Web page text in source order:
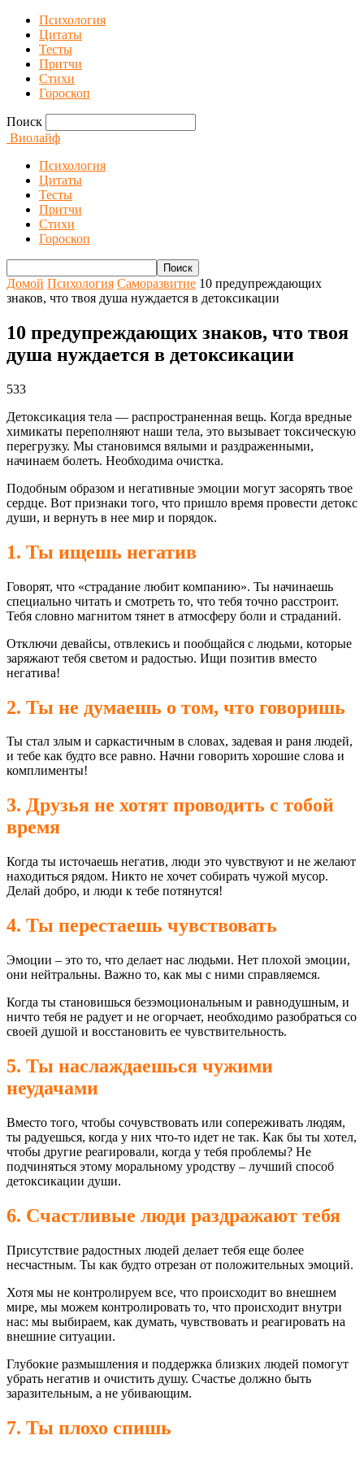
Психология
Цитаты
Тесты
Притчи
Стихи
Гороскоп
Поиск
Виолайф
Психология
Цитаты
Тесты
Притчи
Стихи
Гороскоп
Домой Психология Саморазвитие 10 предупреждающих
знаков, что твоя душа нуждается в детоксикации
10 предупреждающих знаков, что твоя
душа нуждается в детоксикации
533
Детоксикация тела — распространенная вещь. Когда вредные
химикаты переполняют наши тела, это вызывает токсическую
перегрузку. Мы становимся вялыми и раздраженными,
начинаем болеть. Необходима очистка.
Подобным образом и негативные эмоции могут засорять твое
сердце. Вот признаки того, что пришло время провести детокс
души, и вернуть в нее мир и порядок.
1. Ты ищешь негатив
Говорят, что «страдание любит компанию». Ты начинаешь
специально читать и смотреть то, что тебя точно расстроит.
Тебя словно магнитом тянет в атмосферу боли и страданий.
Отключи девайсы, отвлекись и пообщайся с людьми, которые
заряжают тебя светом и радостью. Ищи позитив вместо
негатива!
2. Ты не думаешь о том, что говоришь
Ты стал злым и саркастичным в словах, задевая и раня людей,
и тебе как будто все равно. Начни говорить хорошие слова и
комплименты!
3. Друзья не хотят проводить с тобой
время
Когда ты источаешь негатив, люди это чувствуют и не желают
находиться рядом. Никто не хочет собирать чужой мусор.
Делай добро, и люди к тебе потянутся!
4. Ты перестаешь чувствовать
Эмоции – это то, что делает нас людьми. Нет плохой эмоции,
они нейтральны. Важно то, как мы с ними справляемся.
Когда ты становишься безэмоциональным и равнодушным, и
ничто тебя не радует и не огорчает, необходимо разобраться со
своей душой и восстановить ее чувствительность.
5. Ты наслаждаешься чужими
неудачами
Вместо того, чтобы сочувствовать или сопереживать людям,
ты радуешься, когда у них что-то идет не так. Как бы ты хотел,
чтобы другие реагировали, когда у тебя проблемы? Не
подчиняться этому моральному уродству – лучший способ
детоксикации души.
6. Счастливые люди раздражают тебя
Присутствие радостных людей делает тебя еще более
несчастным. Ты как будто отрезан от положительных эмоций.
Хотя мы не контролируем все, что происходит во внешнем
мире, мы можем контролировать то, что происходит внутри
нас: мы выбираем, как думать, чувствовать и реагировать на
внешние ситуации.
Глубокие размышления и поддержка близких людей помогут
убрать негатив и очистить душу. Счастье должно быть
заразительным, а не убивающим.
7. Ты плохо спишь